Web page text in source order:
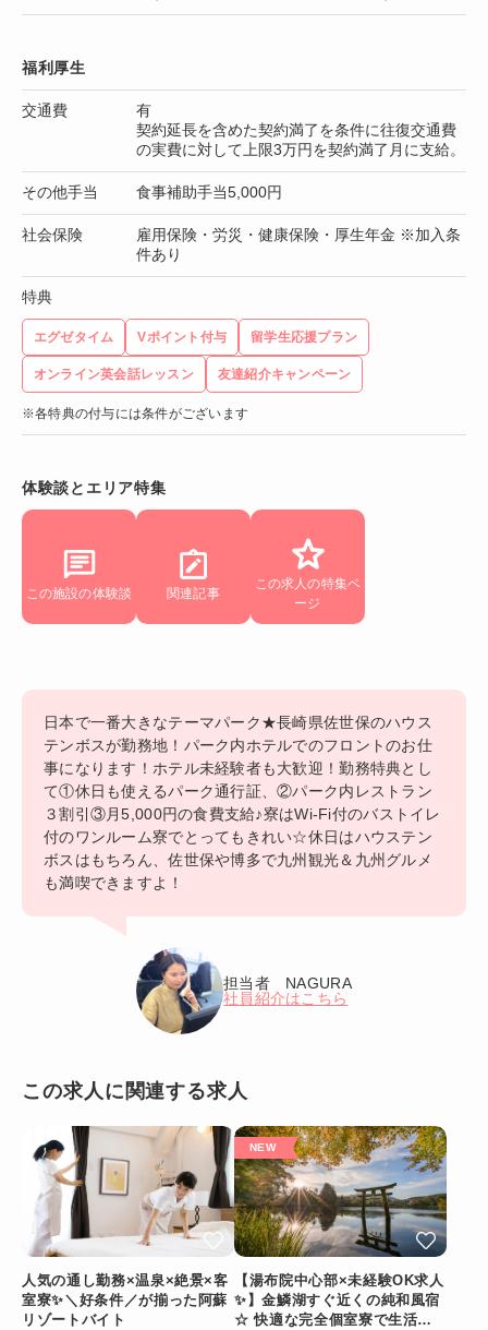
福利厚生
交通費
有
契約延長を含めた契約満了を条件に往復交通費
の実費に対して上限3万円を契約満了月に支給。
その他手当 食事補助手当5,000円
社会保険
雇用保険・労災・健康保険・厚生年金 ※加入条
件あり
特典
エグゼタイム Vポイント付与 留学生応援プラン
オンライン英会話レッスン 友達紹介キャンペーン
※各特典の付与には条件がございます
体験談とエリア特集
この施設の体験談 関連記事
この求人の特集ペ
ージ
日本で一番大きなテーマパーク★長崎県佐世保のハウス
テンボスが勤務地！パーク内ホテルでのフロントのお仕
事になります！ホテル未経験者も大歓迎！勤務特典とし
て①休日も使えるパーク通行証、②パーク内レストラン
３割引③月5,000円の食費支給♪寮はWi-Fi付のバストイレ
付のワンルーム寮でとってもきれい☆休日はハウステン
ボスはもちろん、佐世保や博多で九州観光＆九州グルメ
も満喫できますよ！
担当者 NAGURA
社員紹介はこちら
この求人に関連する求人
人気の通し勤務×温泉×絶景×客
室寮✨＼好条件／が揃った阿蘇
リゾートバイト
【湯布院中心部×未経験OK求人
✨】金鱗湖すぐ近くの純和風宿
☆ 快適な完全個室寮で生活環